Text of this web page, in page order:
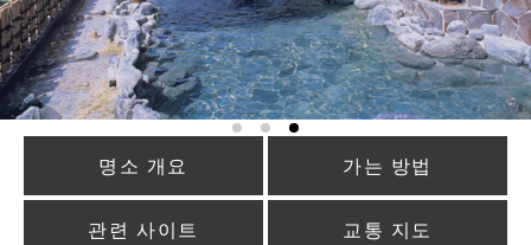
명소 개요 가는 방법
관련 사이트 교통 지도